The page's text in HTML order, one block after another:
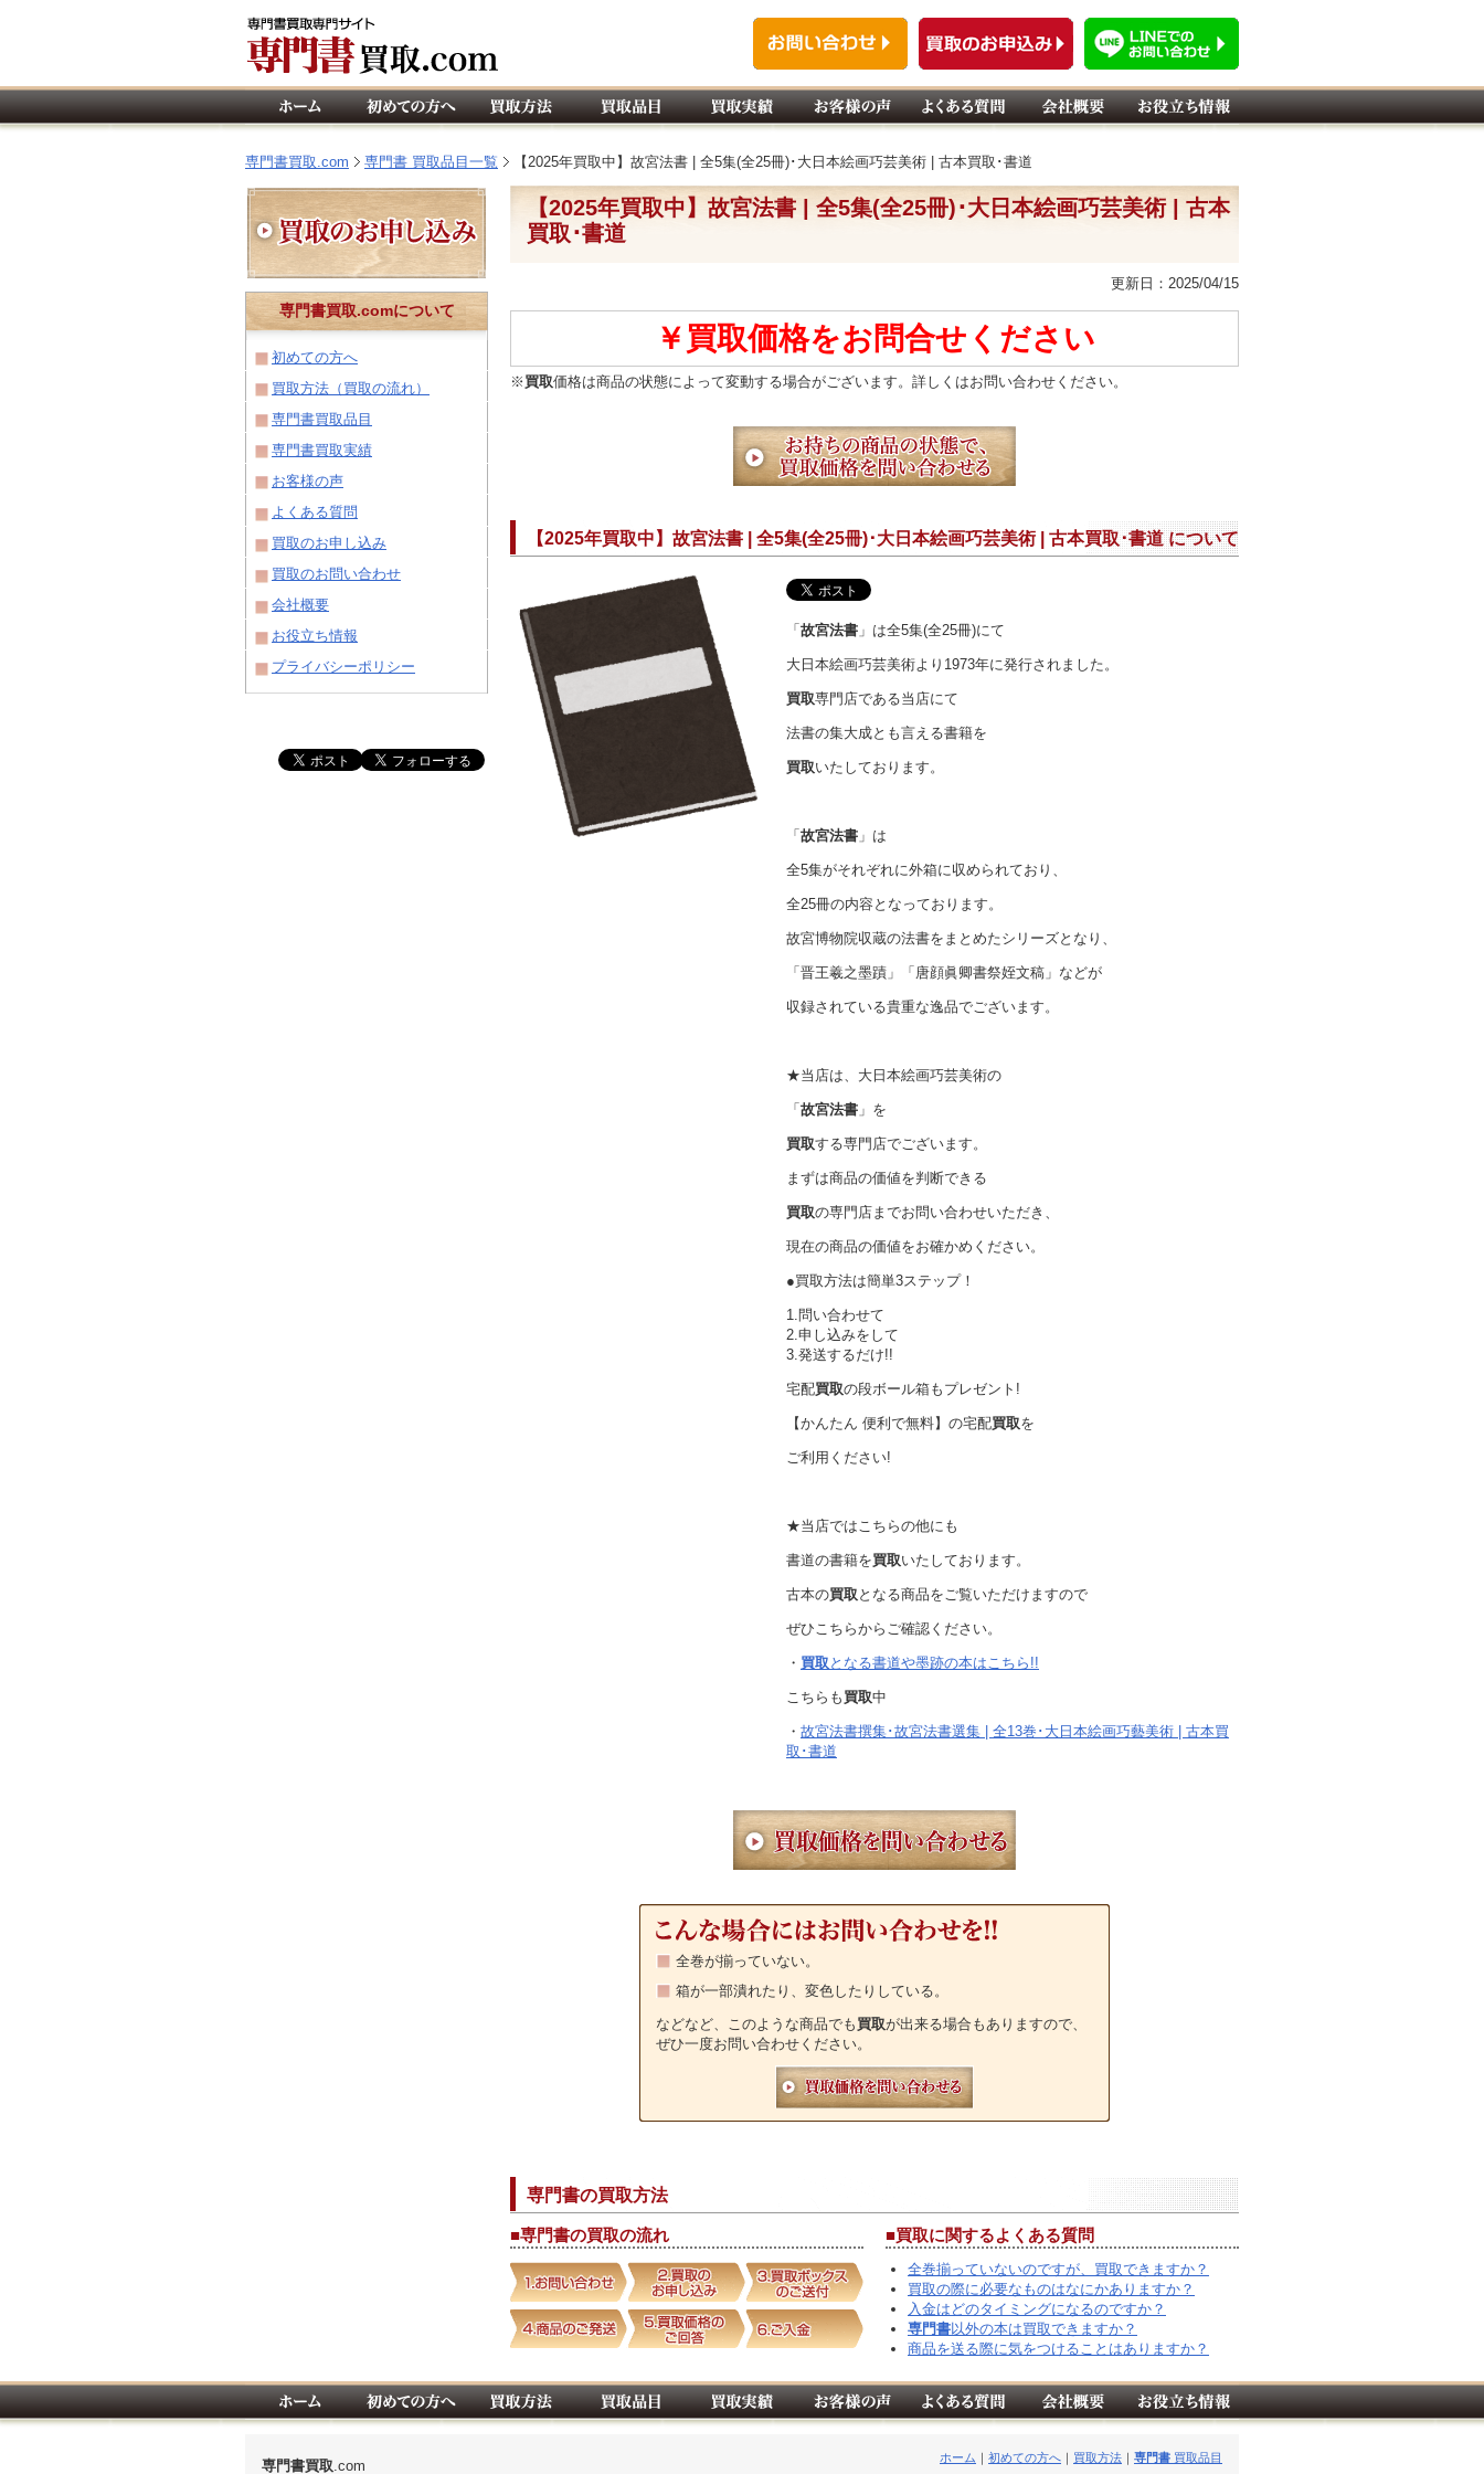
専門書買取.com 専門書 買取品目一覧 【2025年買取中】故宮法書 | 全5集(全25冊)･大日本絵画巧芸美術 | 古本買取･書道
【2025年買取中】故宮法書 | 全5集(全25冊)･大日本絵画巧芸美術 | 古本
買取･書道
更新日：2025/04/15
￥買取価格をお問合せください
※ 買取価格は商品の状態によって変動する場合がございます。詳しくはお問い合わせください。
【2025年買取中】故宮法書 | 全5集(全25冊)･大日本絵画巧芸美術 | 古本買取･書道 について
「 故宮法書 」は全5集(全25冊)にて
大日本絵画巧芸美術より1973年に発行されました。
買取専門店である当店にて
法書の集大成とも言える書籍を
買取いたしております。
「 故宮法書 」は
全5集がそれぞれに外箱に収められており、
全25冊の内容となっております。
故宮博物院収蔵の法書をまとめたシリーズとなり、
「晋王羲之墨蹟」「唐顔眞卿書祭姪文稿」などが
収録されている貴重な逸品でございます。
★当店は、大日本絵画巧芸美術の
「 故宮法書 」を
買取する専門店でございます。
まずは商品の価値を判断できる
買取の専門店までお問い合わせいただき、
現在の商品の価値をお確かめください。
●買取方法は簡単3ステップ！
1.問い合わせて
2.申し込みをして
3.発送するだけ!!
宅配買取の段ボール箱もプレゼント!
【かんたん 便利で無料】の宅配買取を
ご利用ください!
★当店ではこちらの他にも
書道の書籍を買取いたしております。
古本の買取 となる商品をご覧いただけますので
ぜひこちらからご確認ください。
・ 買取 となる書道や墨跡の本はこちら!!
こちらも 買取中
・ 故宮法書撰集･故宮法書選集 | 全13巻･大日本絵画巧藝美術 | 古本買
取･書道
全巻が揃っていない。
箱が一部潰れたり、変色したりしている。
などなど、このような商品でも 買取が出来る場合もありますので、
ぜひ一度お問い合わせください。
専門書の買取方法
■専門書の買取の流れ ■買取に関するよくある質問
全巻揃っていないのですが、買取できますか？
買取の際に必要なものはなにかありますか？
入金はどのタイミングになるのですか？
専門書以外の本は買取できますか？
商品を送る際に気をつけることはありますか？
専門書買取.comについて
初めての方へ
買取方法（買取の流れ）
専門書買取品目
専門書買取実績
お客様の声
よくある質問
買取のお申し込み
買取のお問い合わせ
会社概要
お役立ち情報
プライバシーポリシー
専門書買取.com ホーム ｜ 初めての方へ ｜ 買取方法 ｜ 専門書 買取品目